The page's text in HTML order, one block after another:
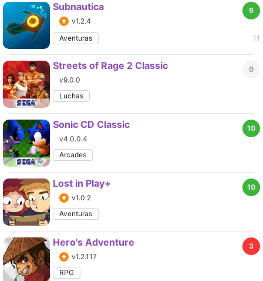
9
Subnautica
v1.2.4
Aventuras
11
0
Streets of Rage 2 Classic
v9.0.0
Luchas
10
Sonic CD Classic
v4.0.0.4
Arcades
10
Lost in Play+
v1.0.2
Aventuras
3
Hero's Adventure
v1.2.117
RPG